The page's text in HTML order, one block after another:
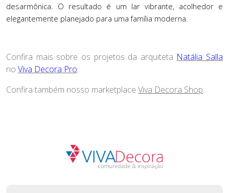
desarmônica. O resultado é um lar vibrante, acolhedor e
elegantemente planejado para uma família moderna.
Confira mais sobre os projetos da arquiteta Natália Salla
no Viva Decora Pro.
Confira também nosso marketplace Viva Decora Shop.